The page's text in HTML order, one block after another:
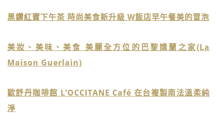
黑鑽紅寶下午茶 時尚美食新升級 W飯店早午餐美的冒泡
美妝、美味、美食 美麗全方位的巴黎嬌蘭之家(La
Maison Guerlain)
歐舒丹咖啡館 L’OCCITANE Café 在台複製南法溫柔純
淨